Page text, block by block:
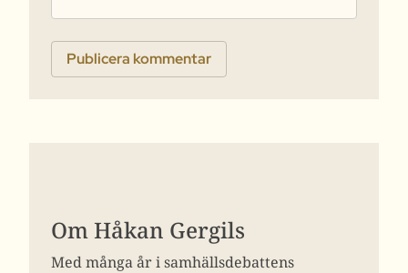
Om Håkan Gergils
Med många år i samhällsdebattens